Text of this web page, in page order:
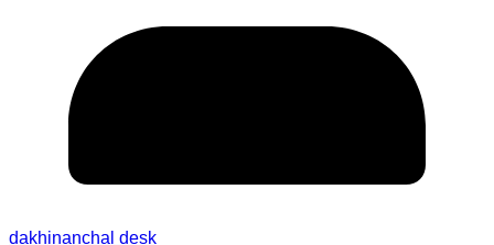
dakhinanchal desk